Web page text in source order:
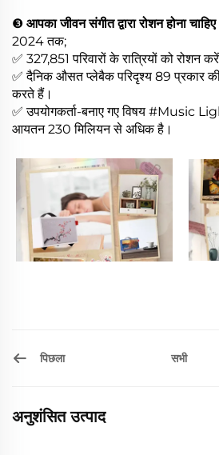
❸ आपका जीवन संगीत द्वारा रोशन होना
2024 तक;
✅ 327,851 परिवारों के रात्रियों को रोशन करें
✅ दैनिक औसत प्लेबैक परिदृश्य 89 प्रकार
करते हैं।
✅ उपयोगकर्ता-बनाए गए विषय #Music
आयतन 230 मिलियन से अधिक है।
पिछला सभी
अनुशंसित उत्पाद